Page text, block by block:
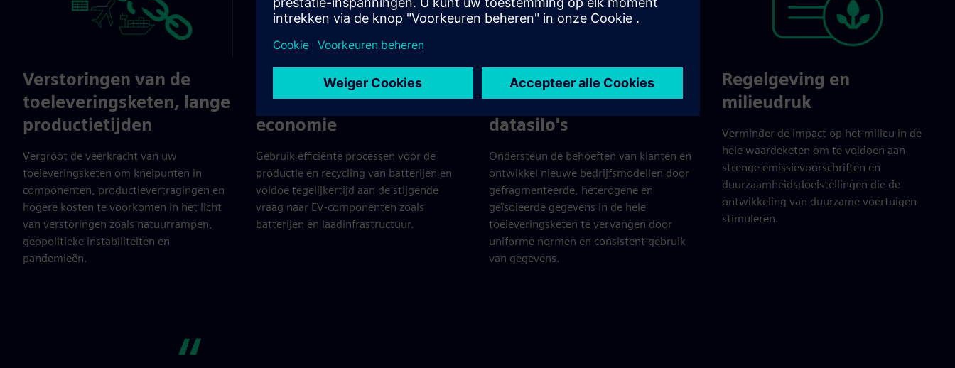
Verstoringen van de
toeleveringsketen, lange
productietijden
Vergroot de veerkracht van uw
toeleveringsketen om knelpunten in
componenten, productievertragingen en
hogere kosten te voorkomen in het licht
van verstoringen zoals natuurrampen,
geopolitieke instabiliteiten en
pandemieën.
Elektrische voertuigen
en de circulaire
economie
Gebruik efficiënte processen voor de
productie en recycling van batterijen en
voldoe tegelijkertijd aan de stijgende
vraag naar EV-componenten zoals
batterijen en laadinfrastructuur.
Toenemende
digitalisering en
datasilo's
Ondersteun de behoeften van klanten en
ontwikkel nieuwe bedrijfsmodellen door
gefragmenteerde, heterogene en
geïsoleerde gegevens in de hele
toeleveringsketen te vervangen door
uniforme normen en consistent gebruik
van gegevens.
Regelgeving en
milieudruk
Verminder de impact op het milieu in de
hele waardeketen om te voldoen aan
strenge emissievoorschriften en
duurzaamheidsdoelstellingen die de
ontwikkeling van duurzame voertuigen
stimuleren.